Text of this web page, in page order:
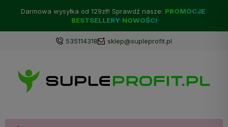
Darmowa wysyłka od 129zł!! Sprawdź nasze: PROMOCJE
BESTSELLERY NOWOŚCI
535114318 sklep@supleprofit.pl